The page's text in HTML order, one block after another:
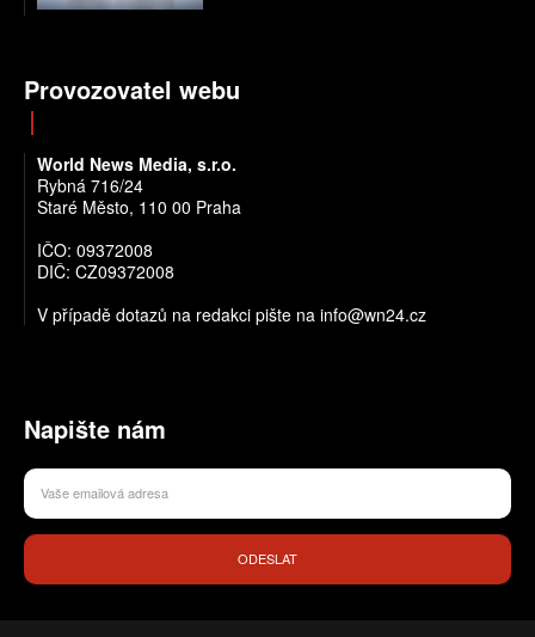
Provozovatel webu
World News Media, s.r.o.
Rybná 716/24
Staré Město, 110 00 Praha
IČO: 09372008
DIČ: CZ09372008
V případě dotazů na redakci pište na info@wn24.cz
Napište nám
ODESLAT